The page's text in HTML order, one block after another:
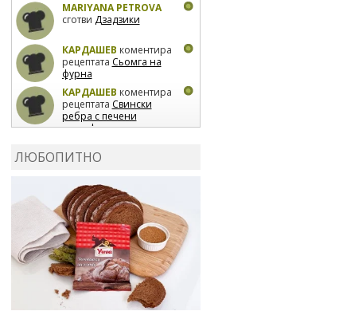
MARIYANA PETROVA
сготви Дзадзики
КАРДАШЕВ коментира
рецептата Сьомга на
фурна
КАРДАШЕВ коментира
рецептата Свински
ребра с печени
картофи
лимон
коментира рецептата
Киноа със зеленчуци
ЛЮБОПИТНО